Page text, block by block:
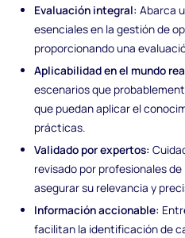
Evaluación integral: Abarca
esenciales en la gestión de
proporcionando una
Aplicabilidad en el mundo
escenarios que
que puedan aplicar el
prácticas.
Validado por expertos:
revisado por profesionales
asegurar su relevancia y
Información accionable:
facilitan la identificación de